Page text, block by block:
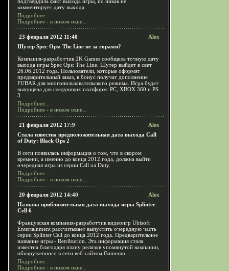
комментирует дату выхода.
Подробнее...
Подробнее - в новом окне...
23 февраля 2012 11:40
Alex
Шутер Spec Ops: The Line не за горами?
Компания-разработчик 2K Games сообщила точную дату
выхода игры Spec Ops: The Line. Шутер выйдет в свет
26.06.2012 года. Пользователи, которые оформят
предварительный заказ, в бонус получат дополнение
FUBAR для многопользовательского режима. Игра будет
выпущена для следующих платформ: PC, XBOX 360 и PS
3.
Подробнее...
Подробнее - в новом окне...
21 февраля 2012 17:9
Alex
Стала известна предположительная дата выхода Call
of Duty: Black Ops 2
В сети появилась информация о том, что в скором
времени, а именно до конца 2012 года, должна выйти
очередная игра из серии Call oа Duty.
Подробнее...
Подробнее - в новом окне...
20 февраля 2012 14:40
Alex
Названа приблизительная дата выхода игры Splinter
Cell 6
Французская компания-разработчик видеоигр Ubisoft
Entertainment рассчитывает выпустить очередную часть
серии Splinter Cell до конца 2012 года. Предварительное
название игры - Retriburion. Эта информация стала
известна благодаря плану релизов упомянутой компании,
обнаруженного в сети веб-сайтом Gameran.
Подробнее...
Подробнее - в новом окне...